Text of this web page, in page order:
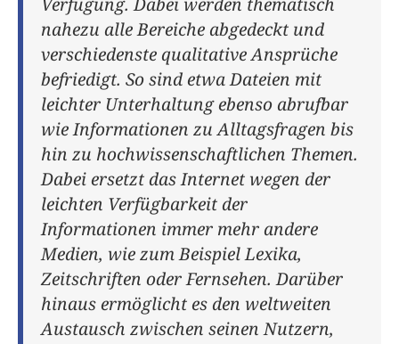
nahezu alle Bereiche abgedeckt und
verschiedenste qualitative Ansprüche
befriedigt. So sind etwa Dateien mit
leichter Unterhaltung ebenso abrufbar
wie Informationen zu Alltagsfragen bis
hin zu hochwissenschaftlichen Themen.
Dabei ersetzt das Internet wegen der
leichten Verfügbarkeit der
Informationen immer mehr andere
Medien, wie zum Beispiel Lexika,
Zeitschriften oder Fernsehen. Darüber
hinaus ermöglicht es den weltweiten
Austausch zwischen seinen Nutzern,